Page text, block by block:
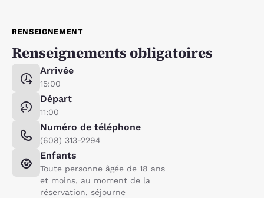
RENSEIGNEMENT
Renseignements obligatoires
Arrivée
15:00
Départ
11:00
Numéro de téléphone
(608) 313-2294
Enfants
Toute personne âgée de 18 ans
et moins, au moment de la
réservation, séjourne